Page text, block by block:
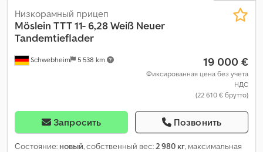
Schwebheim 5 538 km
Низкорамный прицеп
Möslein TTT 11- 6,28 Weiß Neuer
Tandemtieflader
19 000 €
Фиксированная цена без учета
НДС
(22 610 € брутто)
Запросить Позвонить
Состояние: новый, собственный вес:2 980 кг, максимальная